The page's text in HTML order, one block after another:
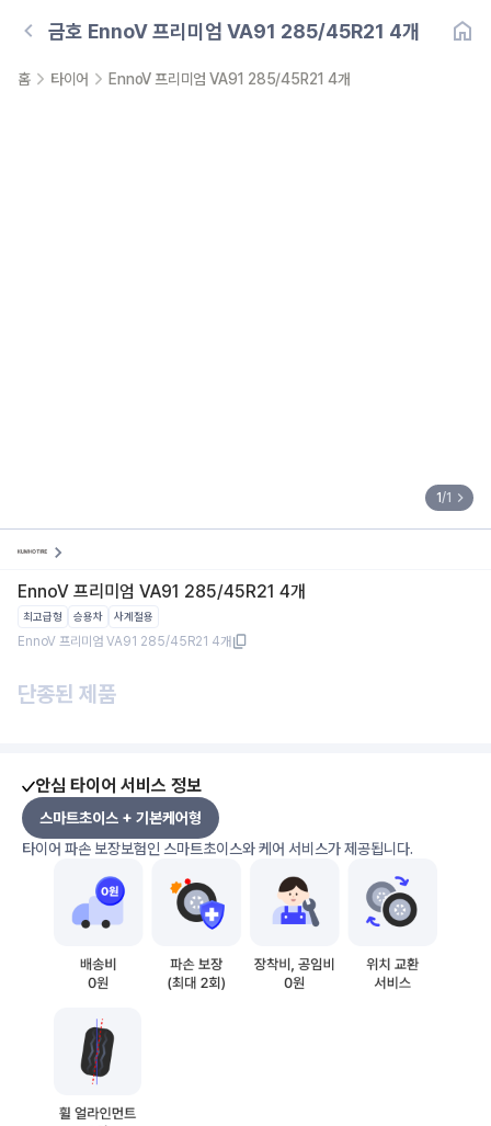
금호 EnnoV 프리미엄 VA91 285/45R21 4개
홈 타이어 EnnoV 프리미엄 VA91 285/45R21 4개
1/1
EnnoV 프리미엄 VA91 285/45R21 4개
최고급형 승용차 사계절용
EnnoV 프리미엄 VA91 285/45R21 4개
단종된 제품
안심 타이어 서비스 정보
스마트초이스 + 기본케어형
타이어 파손 보장보험인 스마트초이스와 케어 서비스가 제공됩니다.